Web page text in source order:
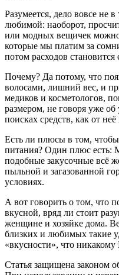
Разумеется, дело вовсе не
любимой: наоборот,
или модных вещичек
которые мы платим за
потом расходов
Почему? Да потому, что
волосами, лишний вес, и
медиков и косметологов,
размером, не говоря уже
поисках средств, как от
Есть ли плюсы в том, чтобы
питания? Один плюс есть:
подобные закусочные всё
пыльной и загазованной
условиях.
А вот говорить о том, что
вкусной, вряд ли стоит
женщине и хозяйке дома.
близких и любимых такие
«вкусности», что
Статья защищена законом